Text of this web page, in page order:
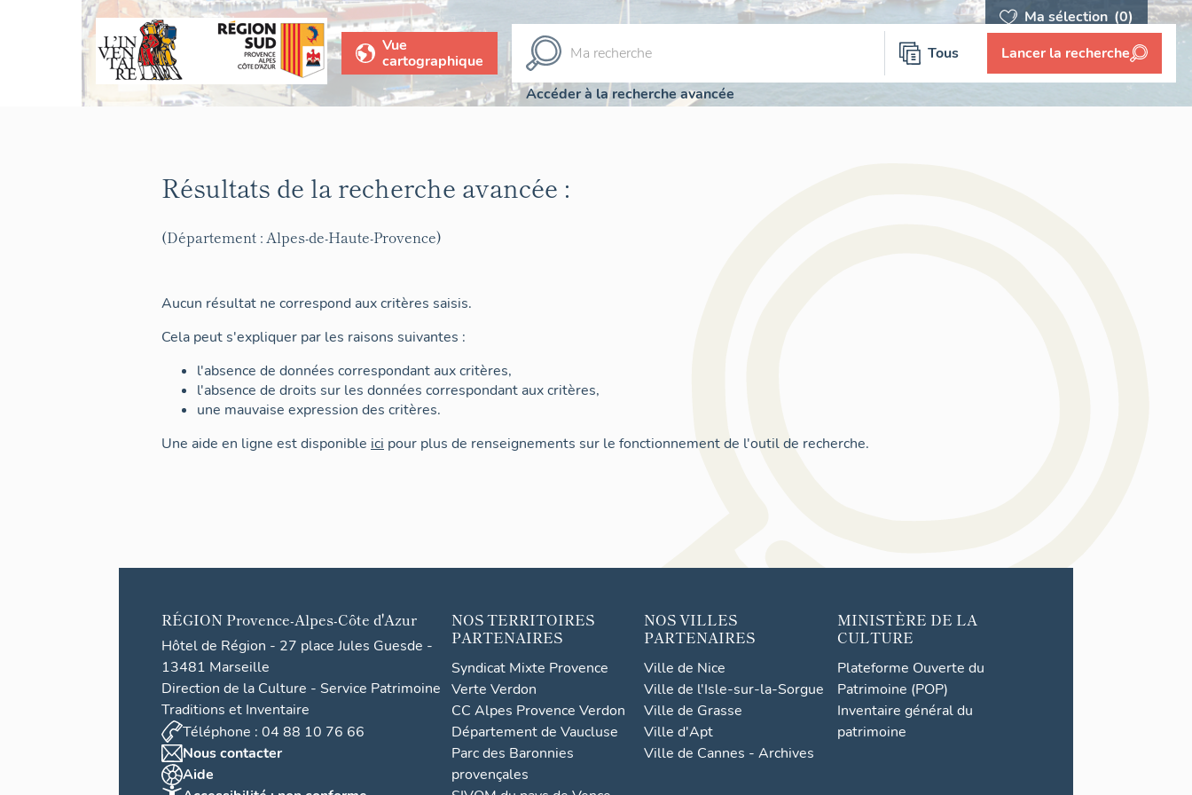
Ma sélection (0)
Vue
cartographique
Tous Lancer la recherche
Accéder à la recherche avancée
Résultats de la recherche avancée :
(Département : Alpes-de-Haute-Provence)
Aucun résultat ne correspond aux critères saisis.
Cela peut s'expliquer par les raisons suivantes :
l'absence de données correspondant aux critères,
l'absence de droits sur les données correspondant aux critères,
une mauvaise expression des critères.
Une aide en ligne est disponible ici pour plus de renseignements sur le fonctionnement de l'outil de recherche.
RÉGION Provence-Alpes-Côte d'Azur
Hôtel de Région - 27 place Jules Guesde -
13481 Marseille
Direction de la Culture - Service Patrimoine
Traditions et Inventaire
Téléphone : 04 88 10 76 66
Nous contacter
Aide
NOS TERRITOIRES
PARTENAIRES
Syndicat Mixte Provence
Verte Verdon
CC Alpes Provence Verdon
Département de Vaucluse
Parc des Baronnies
provençales
NOS VILLES
PARTENAIRES
Ville de Nice
Ville de l'Isle-sur-la-Sorgue
Ville de Grasse
Ville d'Apt
Ville de Cannes - Archives
MINISTÈRE DE LA
CULTURE
Plateforme Ouverte du
Patrimoine (POP)
Inventaire général du
patrimoine